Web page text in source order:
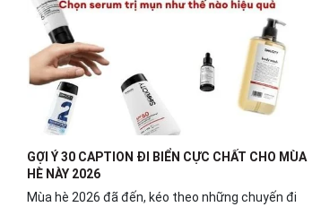
GỢI Ý 30 CAPTION ĐI BIỂN CỰC CHẤT CHO MÙA
HÈ NÀY 2026
Mùa hè 2026 đã đến, kéo theo những chuyến đi